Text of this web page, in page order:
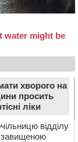
хворого на
просить
ліки
відділу
завищеною